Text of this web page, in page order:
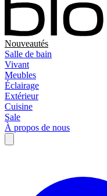
Nouveautés
Salle de bain
Vivant
Meubles
Éclairage
Extérieur
Cuisine
Sale
À propos de nous